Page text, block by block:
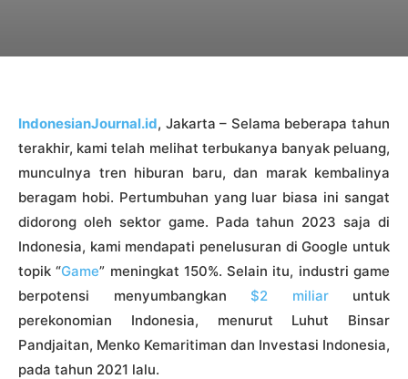
IndonesianJournal.id, Jakarta – Selama beberapa tahun
terakhir, kami telah melihat terbukanya banyak peluang,
munculnya tren hiburan baru, dan marak kembalinya
beragam hobi. Pertumbuhan yang luar biasa ini sangat
didorong oleh sektor game. Pada tahun 2023 saja di
Indonesia, kami mendapati penelusuran di Google untuk
topik “Game” meningkat 150%. Selain itu, industri game
berpotensi menyumbangkan $2 miliaruntuk
perekonomian Indonesia, menurut Luhut Binsar
Pandjaitan, Menko Kemaritiman dan Investasi Indonesia,
pada tahun 2021 lalu.